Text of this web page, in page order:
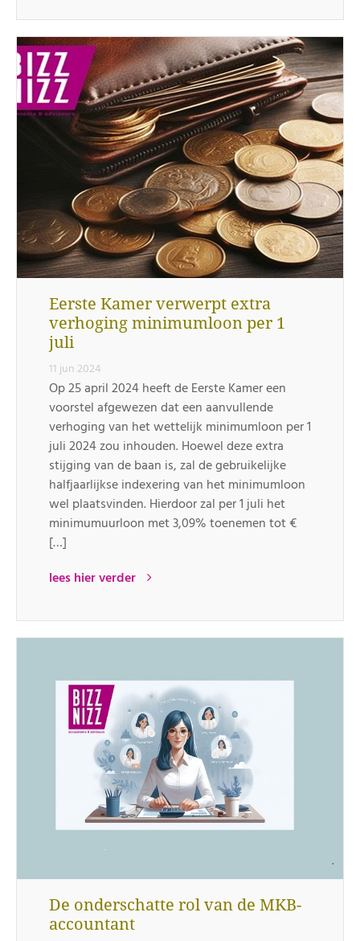
Eerste Kamer verwerpt extra
verhoging minimumloon per 1
juli
11 jun 2024
Op 25 april 2024 heeft de Eerste Kamer een
voorstel afgewezen dat een aanvullende
verhoging van het wettelijk minimumloon per 1
juli 2024 zou inhouden. Hoewel deze extra
stijging van de baan is, zal de gebruikelijke
halfjaarlijkse indexering van het minimumloon
wel plaatsvinden. Hierdoor zal per 1 juli het
minimumuurloon met 3,09% toenemen tot €
[…]
lees hier verder
De onderschatte rol van de MKB-
accountant